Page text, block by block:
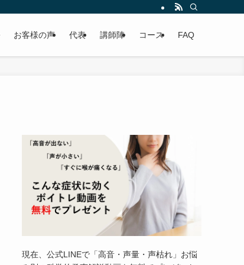
お客様の声 代表 講師陣 コース FAQ
現在、公式LINEで「高音・声量・声枯れ」お悩